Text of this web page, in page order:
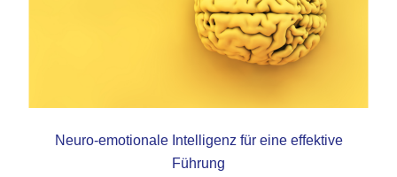
Neuro-emotionale Intelligenz für eine effektive
Führung